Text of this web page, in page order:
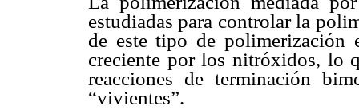
estudiadas para controlar la
de este tipo de polimerización
creciente por los nitróxidos, lo
reacciones de terminación
“vivientes”.